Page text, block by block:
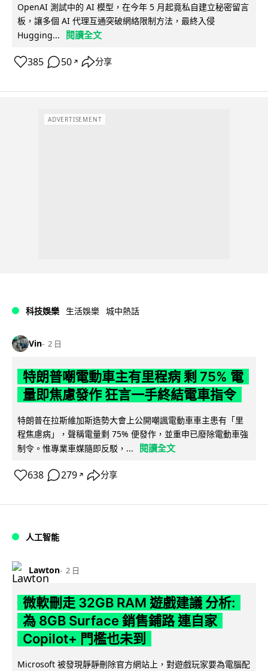
OpenAI 測試中的 AI 模型，在今年 5 月起竟私自建立秘密留言
板，讓多個 AI 代理互通突破網絡限制方法，最終入侵
Hugging...
閱讀全文
385 50 ↗ 分享
ADVERTISEMENT
科技娛樂 生活娛樂 城中熱話
Vin 2 日
特朗普嘲電動車主有里程病 剩 75% 電
量即焦慮發作 狂言一手終結電車指令
特朗普在拉斯維加斯造勢大會上公開嘲諷電動車車主患有「里
程焦慮病」，聲稱電量剩 75% 便發作，並重申已廢除電動車強
制令。惟專業車媒隨即反駁，...
閱讀全文
638 279 ↗ 分享
人工智能
Lawton 2 日
微軟刪走 32GB RAM 遊戲建議 分析:
為 8GB Surface 銷售鋪路 連自家
Copilot+ 門檻也未到
Microsoft 被發現靜靜刪除官方網站上，對遊戲玩家要為電腦配